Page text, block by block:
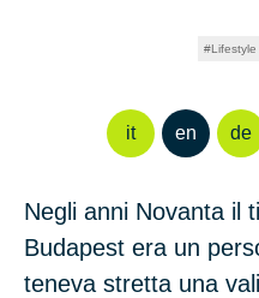
Lifestyle
it en de
Negli anni Novanta il
Budapest era un
teneva stretta una